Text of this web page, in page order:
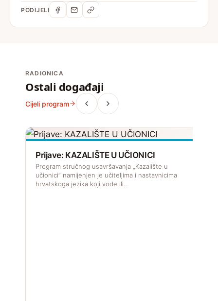
PODIJELI
RADIONICA
Ostali događaji
Cijeli program
Prijave: KAZALIŠTE U UČIONICI
Program stručnog usavršavanja „Kazalište u
učionici” namijenjen je učiteljima i nastavnicima
hrvatskoga jezika koji vode ili…